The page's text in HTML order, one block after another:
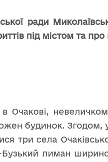
ради
під містом та
Очакові,
будинок. Згодом,
три села
лиман